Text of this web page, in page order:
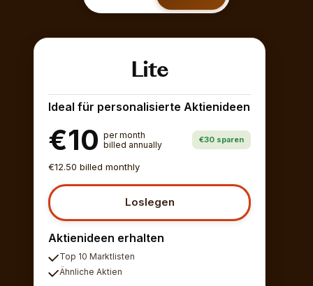
Lite
Ideal für personalisierte Aktienideen
€10 per month
billed annually
€30 sparen
€12.50 billed monthly
Loslegen
Aktienideen erhalten
Top 10 Marktlisten
Ähnliche Aktien